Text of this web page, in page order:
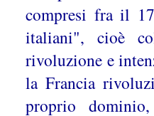
compresi fra il
italiani", cioè
rivoluzione e
la Francia
proprio